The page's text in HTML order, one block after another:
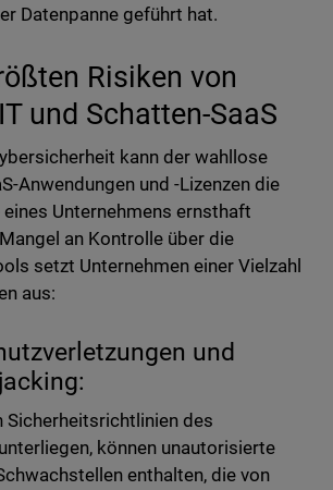
Datenpanne geführt hat.
Risiken von
und Schatten-SaaS
kann der wahllose
Anwendungen und -Lizenzen die
Unternehmens ernsthaft
an Kontrolle über die
setzt Unternehmen einer Vielzahl
aus:
und
Sicherheitsrichtlinien des
können unautorisierte
enthalten, die von